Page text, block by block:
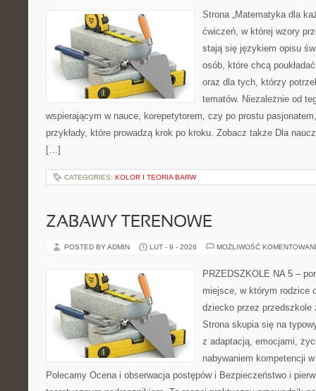
Strona „Matematyka dla
ćwiczeń, w której wzory
stają się językiem opisu
osób, które chcą
oraz dla tych, którzy
tematów. Niezależnie od
wspierającym w nauce, korepetytorem, czy po prostu
przykłady, które prowadzą krok po kroku. Zobacz także Dla
[…]
CATEGORIES: KOLOR I TEORIA BARW
ZABAWY TERENOWE
POSTED BY ADMIN LUT - 9 - 2026 MOŻLIWOŚĆ
PRZEDSZKOLE NA 5 –
miejsce, w którym rodzice
dziecko przez przedszkole
Strona skupia się na
z adaptacją, emocjami,
nabywaniem kompetencji
Polecamy Ocena i obserwacja postępów i Bezpieczeństwo i